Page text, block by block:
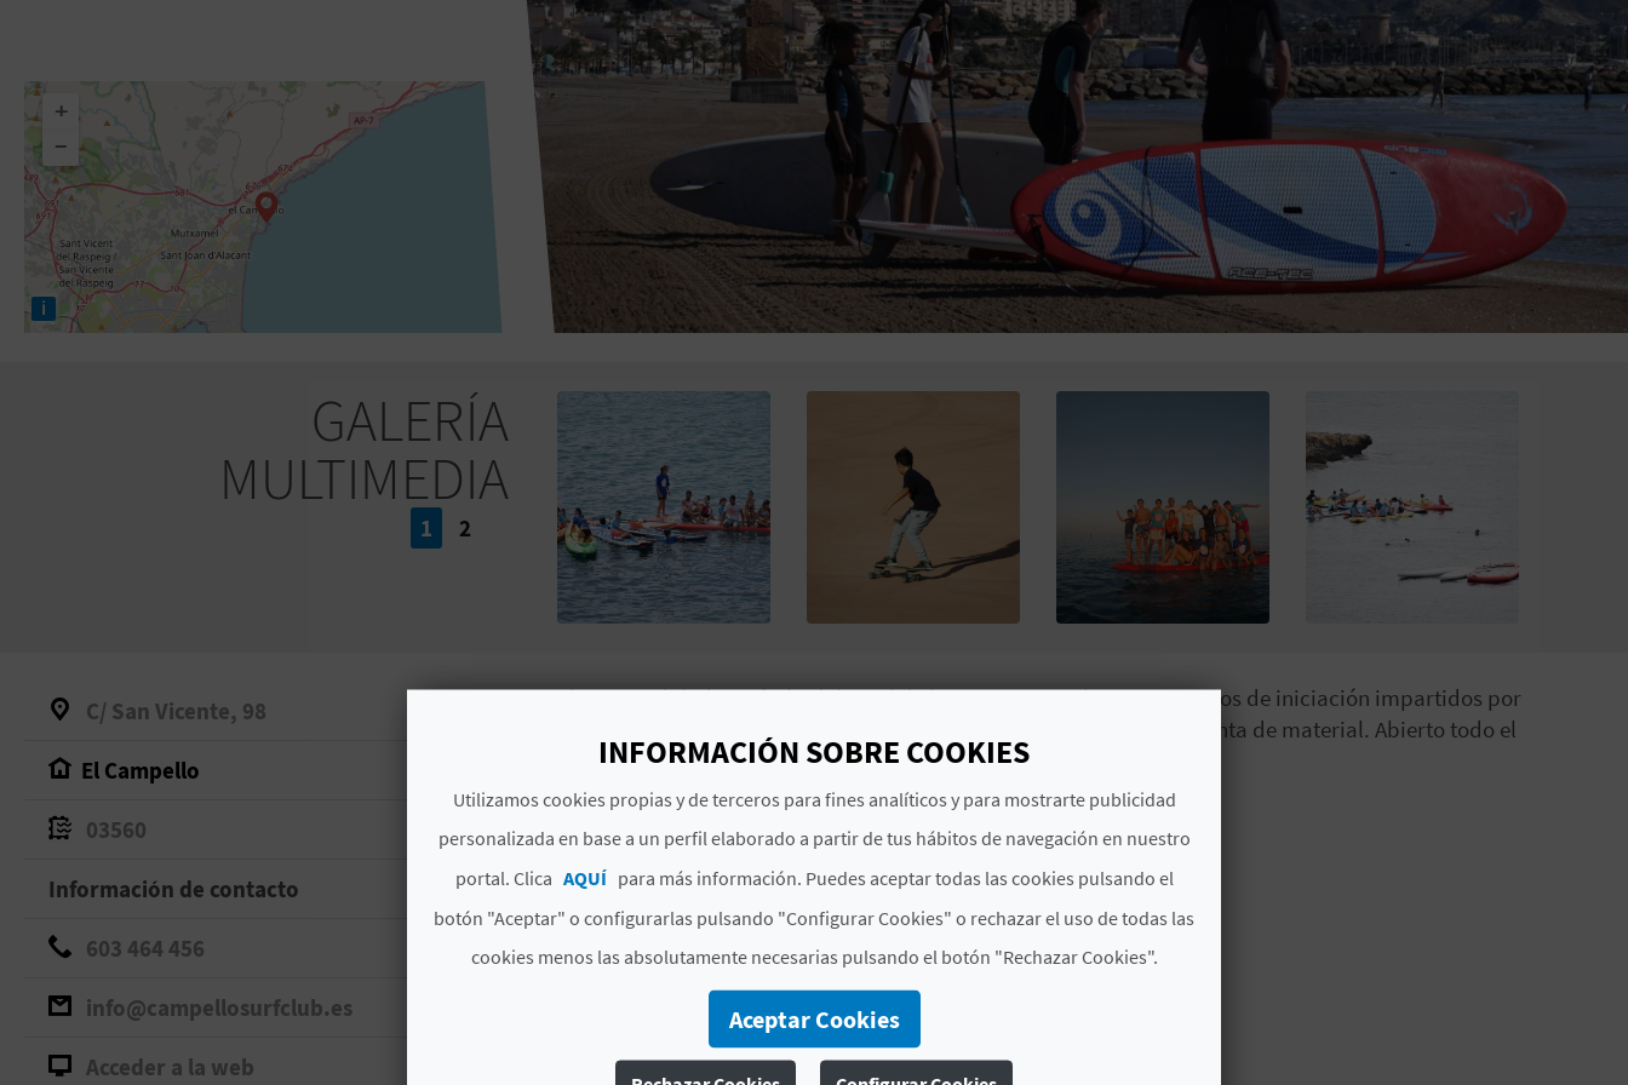
+
−
i
GALERÍA
MULTIMEDIA
1 2
C/ San Vicente, 98
El Campello
03560
Información de contacto
603 464 456
info@campellosurfclub.es
Acceder a la web
El primer club de surf y bodyboard de la Comunitat Valenciana. Cursos de iniciación impartidos por
monitores titulados por la Federación Española de Surf. Alquiler y venta de material. Abierto todo el
# ESPECIALIDADES
Surf
INFORMACIÓN SOBRE COOKIES
Utilizamos cookies propias y de terceros para fines analíticos y para mostrarte publicidad
personalizada en base a un perfil elaborado a partir de tus hábitos de navegación en nuestro
portal. Clica AQUÍ para más información. Puedes aceptar todas las cookies pulsando el
botón "Aceptar" o configurarlas pulsando "Configurar Cookies" o rechazar el uso de todas las
cookies menos las absolutamente necesarias pulsando el botón "Rechazar Cookies".
Aceptar Cookies